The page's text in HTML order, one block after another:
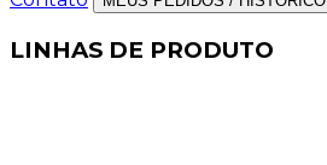
LINHAS DE PRODUTO